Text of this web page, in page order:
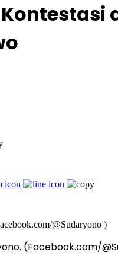
(Facebook.com/